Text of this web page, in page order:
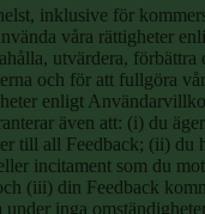
inklusive för
våra rättigheter
utvärdera, förbättra
och för att fullgöra
enligt
även att: (i) du
till all Feedback; (ii) du
incitament som du
(iii) din Feedback
inga